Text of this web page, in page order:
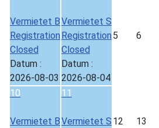
Vermietet B
Registration
Closed
Datum :
2026-08-03
Vermietet S
Registration
Closed
Datum :
2026-08-04
5 6
10
Vermietet B
11
Vermietet S 12 13